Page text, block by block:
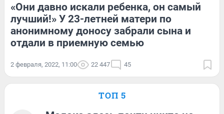
«Они давно искали ребенка, он самый
лучший!» У 23-летней матери по
анонимному доносу забрали сына и
отдали в приемную семью
2 февраля, 2022, 11:00 22 447 45
ТОП 5